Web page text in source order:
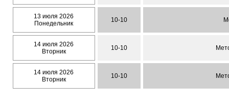
13 июля 2026
Понедельник
10-10
14 июля 2026
Вторник
10-10
14 июля 2026
Вторник
10-10